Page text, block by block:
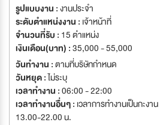
รูปแบบงาน :งานประจำ
ระดับตำแหน่งงาน : เจ้าหน้าที่
จำนวนที่รับ : 15 ตำแหน่ง
เงินเดือน(บาท) :35,000 - 55,000
วันทำงาน :ตามที่บริษัทกำหนด
วันหยุด :ไม่ระบุ
เวลาทำงาน :06:00 - 22:00
เวลาทำงานอื่นๆ : เวลาการทำงานเป็นกะง
13.00-22.00 น.